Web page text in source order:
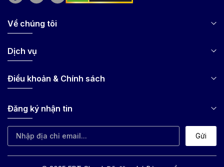
Về chúng tôi
Dịch vụ
Điều khoản & Chính sách
Đăng ký nhận tin
Gửi